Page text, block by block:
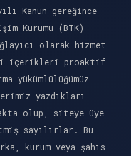
Kanun gereğince
Kurumu (BTK)
olarak hizmet
içerikleri proaktif
yükümlülüğümüz
yazdıkları
olup, siteye üye
sayılırlar. Bu
kurum veya şahıs